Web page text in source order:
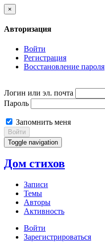
×
Авторизация
Войти
Регистрация
Восстановление пароля
Логин или эл. почта
Пароль
Запомнить меня
Войти
Toggle navigation
Дом стихов
Записи
Темы
Авторы
Активность
Войти
Зарегистрироваться